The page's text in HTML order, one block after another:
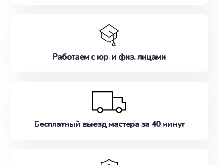
Работаем с юр. и физ. лицами
Бесплатный выезд мастера за 40 минут